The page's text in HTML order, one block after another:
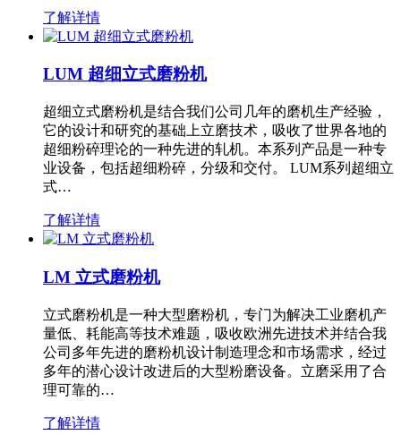
了解详情
LUM 超细立式磨粉机
超细立式磨粉机是结合我们公司几年的磨机生产经验，
它的设计和研究的基础上立磨技术，吸收了世界各地的
超细粉碎理论的一种先进的轧机。本系列产品是一种专
业设备，包括超细粉碎，分级和交付。 LUM系列超细立
式…
了解详情
LM 立式磨粉机
立式磨粉机是一种大型磨粉机，专门为解决工业磨机产
量低、耗能高等技术难题，吸收欧洲先进技术并结合我
公司多年先进的磨粉机设计制造理念和市场需求，经过
多年的潜心设计改进后的大型粉磨设备。立磨采用了合
理可靠的…
了解详情